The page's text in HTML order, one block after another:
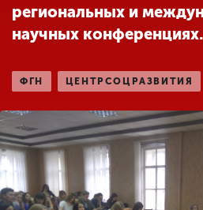
Сведения об
организации
ENG SPN CHI
региональных и
научных конференциях.
ФГН ЦЕНТРСОЦРАЗВИТИЯ